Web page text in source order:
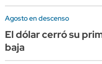
Agosto en descenso
El dólar cerró su
baja